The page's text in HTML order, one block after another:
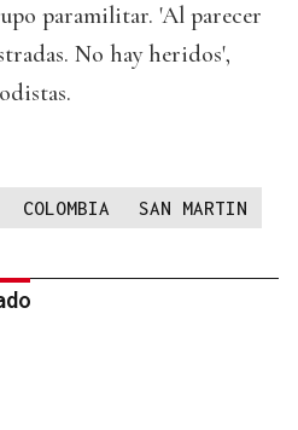
paramilitar. 'Al parecer
No hay heridos',
COLOMBIA SAN MARTIN